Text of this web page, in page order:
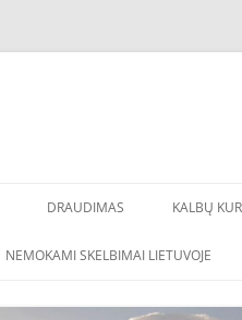
DRAUDIMAS KALBŲ
NEMOKAMI SKELBIMAI LIETUVOJE